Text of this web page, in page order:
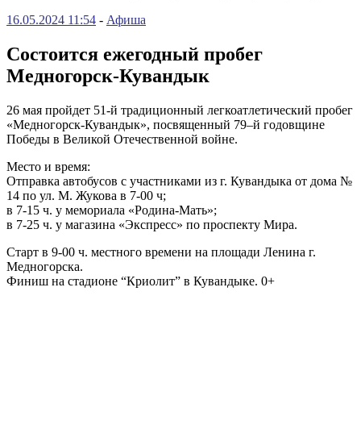
16.05.2024 11:54 - Афиша
Состоится ежегодный пробег
Медногорск-Кувандык
26 мая пройдет 51-й традиционный легкоатлетический пробег
«Медногорск-Кувандык», посвященный 79–й годовщине
Победы в Великой Отечественной войне.
Место и время:
Отправка автобусов с участниками из г. Кувандыка от дома №
14 по ул. М. Жукова в 7-00 ч;
в 7-15 ч. у мемориала «Родина-Мать»;
в 7-25 ч. у магазина «Экспресс» по проспекту Мира.
Старт в 9-00 ч. местного времени на площади Ленина г.
Медногорска.
Финиш на стадионе “Криолит” в Кувандыке. 0+